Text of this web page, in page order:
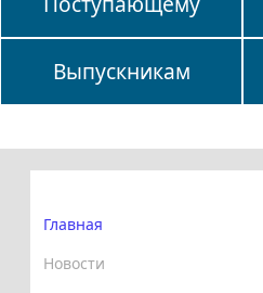
Выпускникам
Главная
Новости